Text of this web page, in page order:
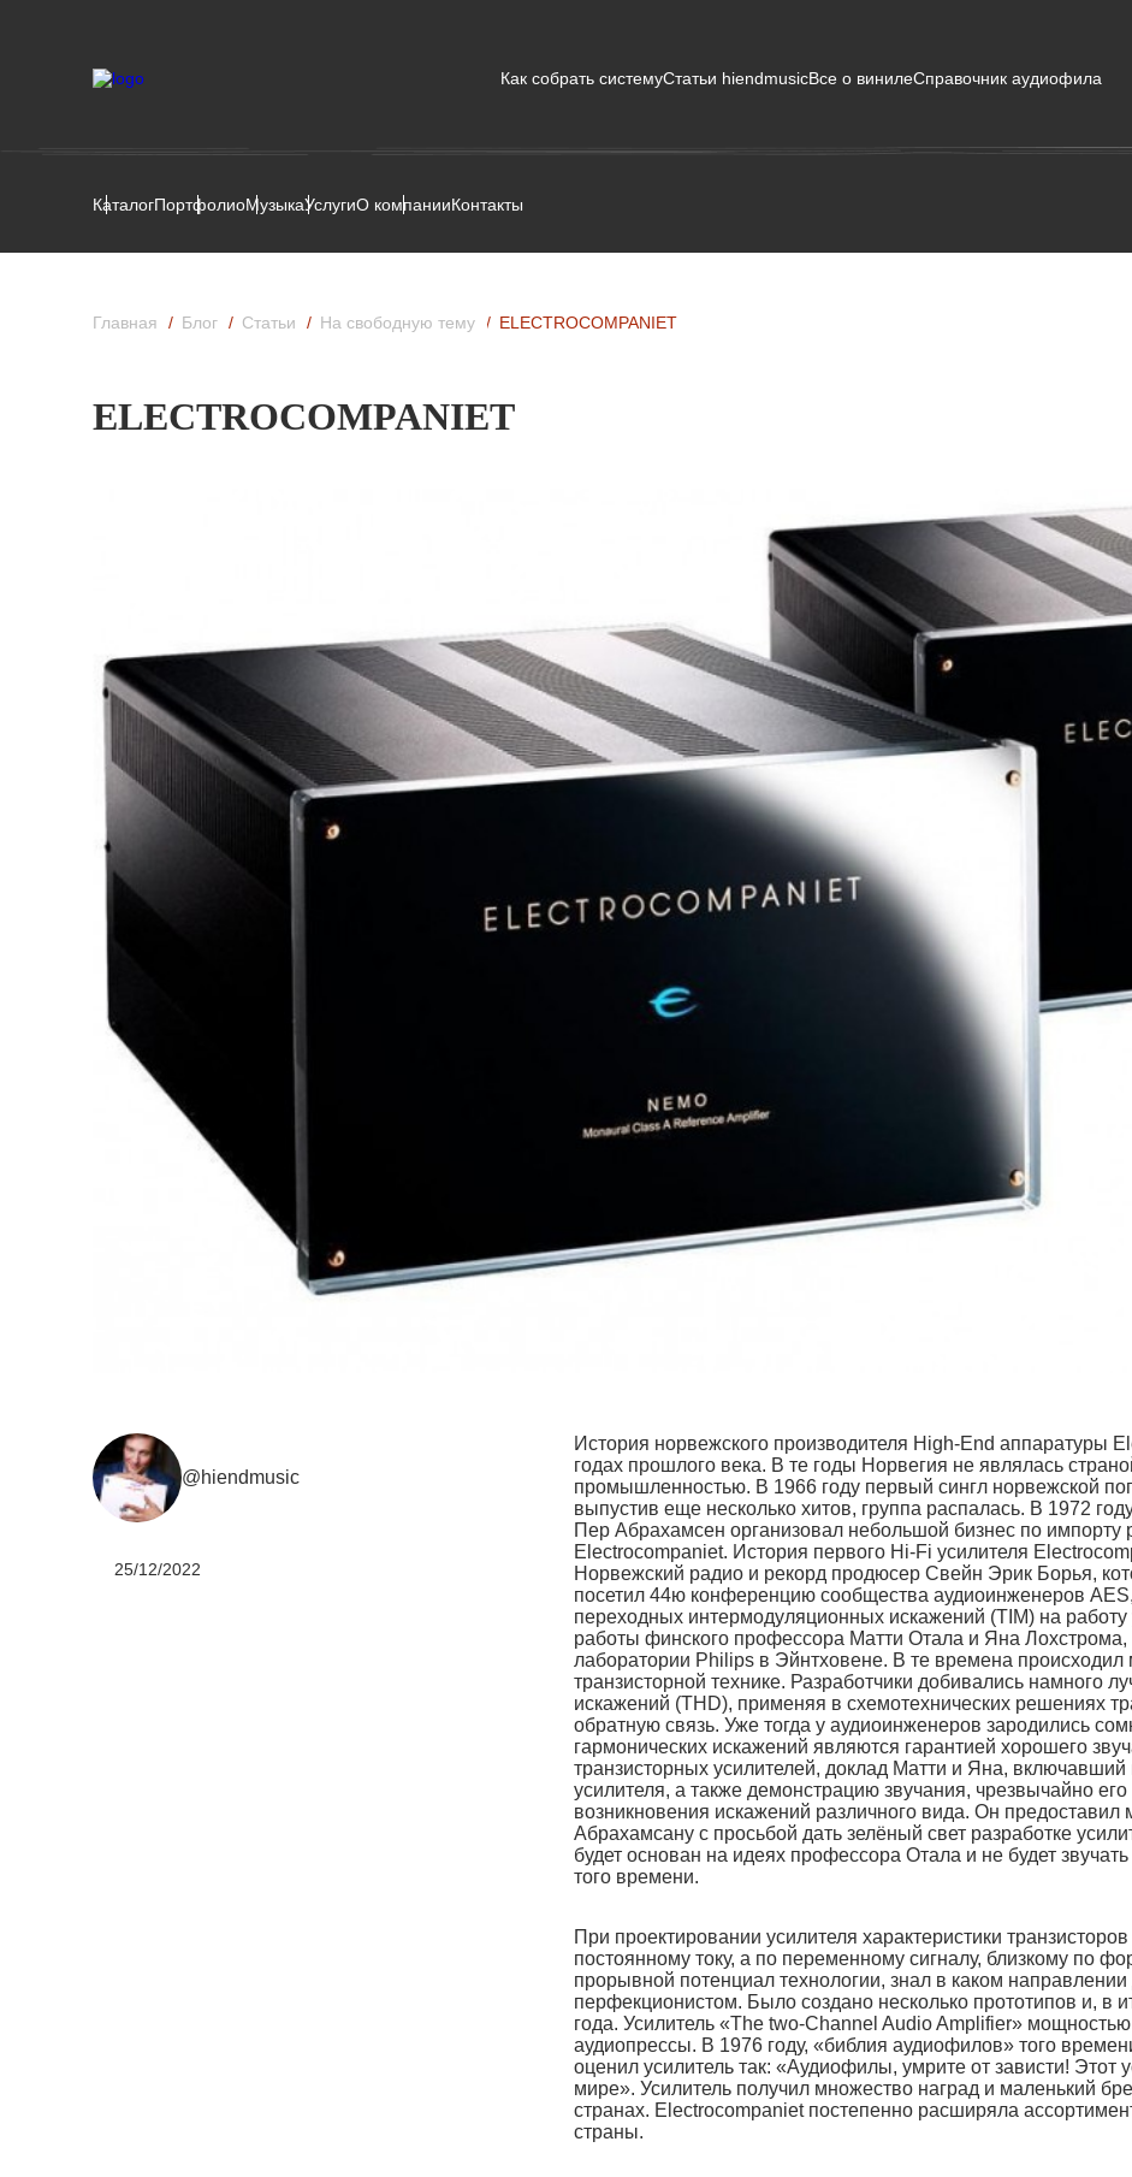
Как собрать системуСтатьи hiendmusicВсе о винилеСправочник аудиофила
КаталогПортфолиоМузыкаУслугиО компанииКонтакты
Главная Блог Статьи На свободную тему ELECTROCOMPANIET
ELECTROCOMPANIET
@hiendmusic
25/12/2022
История норвежского производителя High-End аппаратуры
годах прошлого века. В те годы Норвегия не являлась
промышленностью. В 1966 году первый сингл норвежской
выпустив еще несколько хитов, группа распалась. В 1972
Пер Абрахамсен организовал небольшой бизнес по импорту
Electrocompaniet. История первого Hi-Fi усилителя
Норвежский радио и рекорд продюсер Свейн Эрик Борья,
посетил 44ю конференцию сообщества аудиоинженеров
переходных интермодуляционных искажений (TIM) на
работы финского профессора Матти Отала и Яна
лаборатории Philips в Эйнтховене. В те времена
транзисторной технике. Разработчики добивались намного
искажений (THD), применяя в схемотехнических решениях
обратную связь. Уже тогда у аудиоинженеров зародились
гармонических искажений являются гарантией хорошего
транзисторных усилителей, доклад Матти и Яна,
усилителя, а также демонстрацию звучания, чрезвычайно
возникновения искажений различного вида. Он
Абрахамсану с просьбой дать зелёный свет разработке
будет основан на идеях профессора Отала и не будет
того времени.
При проектировании усилителя характеристики
постоянному току, а по переменному сигналу, близкому по
прорывной потенциал технологии, знал в каком
перфекционистом. Было создано несколько прототипов и, в
года. Усилитель «The two-Channel Audio Amplifier»
аудиопрессы. В 1976 году, «библия аудиофилов» того
оценил усилитель так: «Аудиофилы, умрите от зависти! Этот
мире». Усилитель получил множество наград и маленький
странах. Electrocompaniet постепенно расширяла
страны.